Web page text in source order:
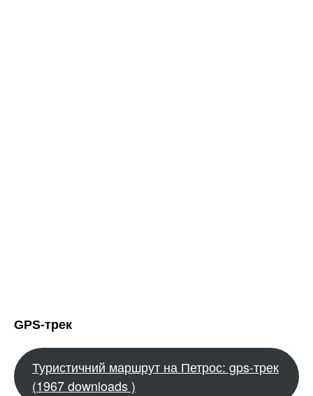
GPS-трек
Туристичний маршрут на Петрос: gps-трек
(1967 downloads )